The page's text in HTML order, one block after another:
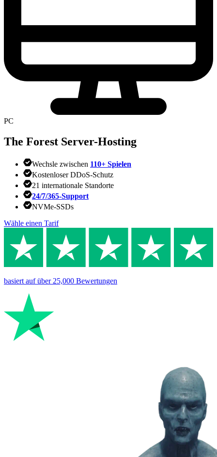
PC
The Forest Server-Hosting
Wechsle zwischen 110+ Spielen
Kostenloser DDoS-Schutz
21 internationale Standorte
24/7/365-Support
NVMe-SSDs
Wähle einen Tarif
basiert aufüber 25,000 Bewertungen